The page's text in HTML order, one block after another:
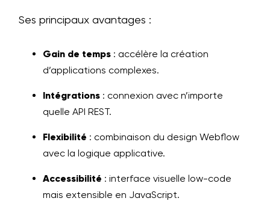
Ses principaux avantages :
Gain de temps : accélère la création
d’applications complexes.
Intégrations : connexion avec n’importe
quelle API REST.
Flexibilité : combinaison du design Webflow
avec la logique applicative.
Accessibilité : interface visuelle low-code
mais extensible en JavaScript.